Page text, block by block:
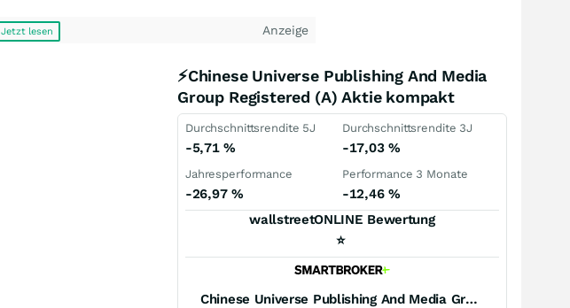
Jetzt lesen Anzeige
⚡Chinese Universe Publishing And Media
Group Registered (A) Aktie kompakt
Durchschnittsrendite 5J
-5,71%
Durchschnittsrendite 3J
-17,03 %
Jahresperformance
-26,97 %
Performance 3 Monate
-12,46 %
wallstreetONLINE Bewertung
⭐
Chinese Universe Publishing And Media Group Registered (A)